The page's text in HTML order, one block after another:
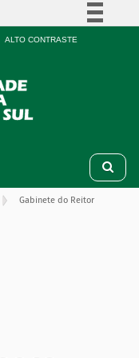
Simplifique!
Participe
à informação
ALTO CONTRASTE
Gabinete do Reitor